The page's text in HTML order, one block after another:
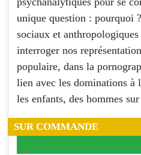
unique question : pourquoi
sociaux et
interroger nos
populaire, dans la
lien avec les dominations à
les enfants, des hommes
SUR COMMANDE